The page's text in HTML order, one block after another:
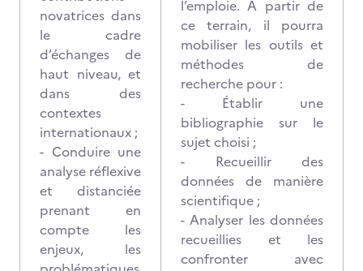
novatrices dans
le cadre
d’échanges de
haut niveau, et
dans des
contextes
internationaux ;
- Conduire une
analyse réflexive
et distanciée
prenant en
compte les
enjeux, les
l’emploie. À partir de
ce terrain, il pourra
mobiliser les outils et
méthodes de
recherche pour :
- Établir une
bibliographie sur le
sujet choisi ;
- Recueillir des
données de manière
scientifique ;
- Analyser les données
recueillies et les
confronter avec